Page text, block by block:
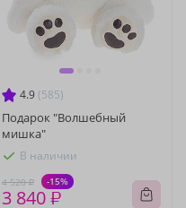
4.9 (585)
Подарок "Волшебный
мишка"
В наличии
4 520 ₽ -15%
3 840 ₽